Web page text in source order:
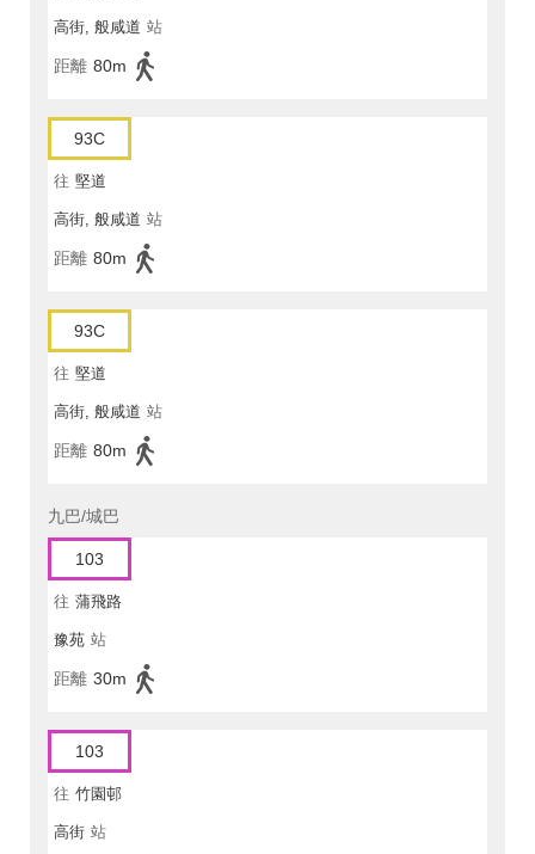
高街, 般咸道 站
距離 80m
93C
往 堅道
高街, 般咸道 站
距離 80m
93C
往 堅道
高街, 般咸道 站
距離 80m
九巴/城巴
103
往 蒲飛路
豫苑 站
距離 30m
103
往 竹園邨
高街 站